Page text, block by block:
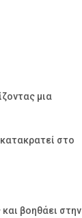
μια
στο
βοηθάει στην